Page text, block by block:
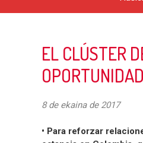
EL CLÚSTER
8 de ekaina de 2017
• Para reforzar